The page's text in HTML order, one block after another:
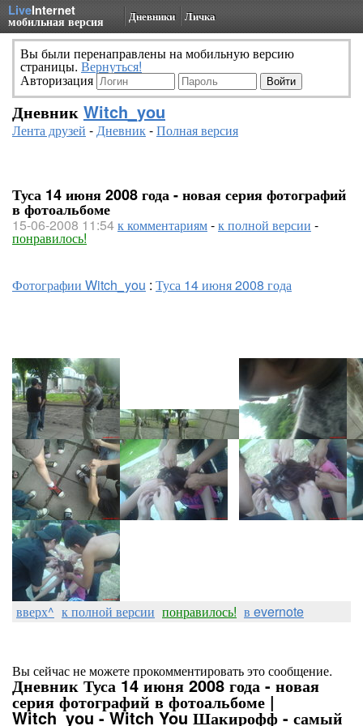
LiveInternet
мобильная версия Дневники Личка
Вы были перенаправлены на мобильную версию
страницы. Вернуться!
Авторизация
Дневник Witch_you
Лента друзей -Дневник-Полная версия
Туса 14 июня 2008 года - новая серия фотографий
в фотоальбоме
15-06-2008 11:54к комментариям-к полной версии -
понравилось!
Фотографии Witch_you : Туса 14 июня 2008 года
вверх^ к полной версии понравилось! в evernote
Вы сейчас не можете прокомментировать это сообщение.
Дневник Туса 14 июня 2008 года - новая
серия фотографий в фотоальбоме |
Witch_you - Witch You Шакирофф - самый